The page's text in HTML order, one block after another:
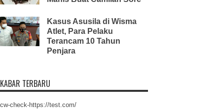
Kasus Asusila di Wisma
Atlet, Para Pelaku
Terancam 10 Tahun
Penjara
KABAR TERBARU
cw-check-https://test.com/